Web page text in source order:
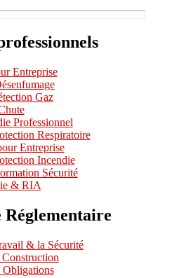
Entreprise
Gaz
Professionnel
Respiratoire
Entreprise
Incendie
Sécurité
& RIA
Réglementaire
& la Sécurité
Obligations